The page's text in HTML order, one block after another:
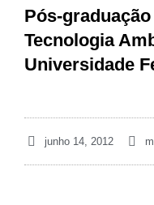
Pós-
Tecnologia
Universidade
junho 14, 2012